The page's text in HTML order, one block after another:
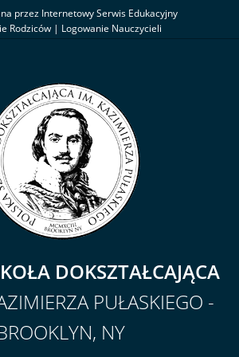
przez Internetowy Serwis Edukacyjny
Rodziców | Logowanie Nauczycieli
DOKSZTAŁCAJĄCA
PUŁASKIEGO -
NY